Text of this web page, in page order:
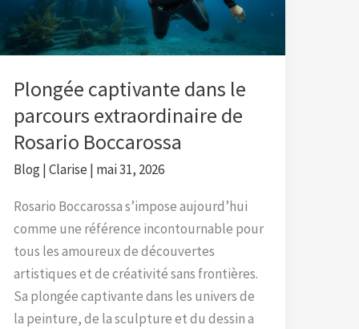
Plongée captivante dans le
parcours extraordinaire de
Rosario Boccarossa
Blog|Clarise | mai 31, 2026
Rosario Boccarossa s’impose aujourd’hui
comme une référence incontournable pour
tous les amoureux de découvertes
artistiques et de créativité sans frontières.
Sa plongée captivante dans les univers de
la peinture, de la sculpture et du dessin a
extraordinaire
de
Rosario
Boccarossa